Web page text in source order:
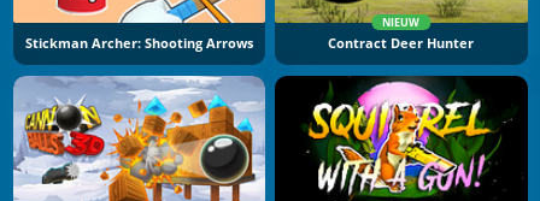
Stickman Archer: Shooting Arrows
NIEUW
Contract Deer Hunter